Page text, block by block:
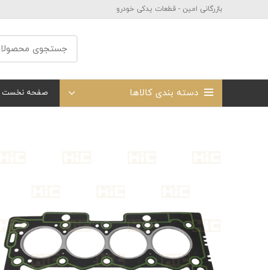
بازرگانی امین - قطعات یدکی خودرو
دسته بندی کالاها صفحه نخست